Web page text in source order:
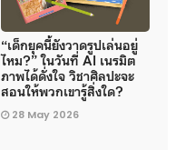
“เด็กยุคนี้ยังวาดรูปเล่นอยู่
ไหม?” ในวันที่ AI เนรมิต
ภาพได้ดั่งใจ วิชาศิลปะจะ
สอนให้พวกเขารู้สิ่งใด?
28 May 2026